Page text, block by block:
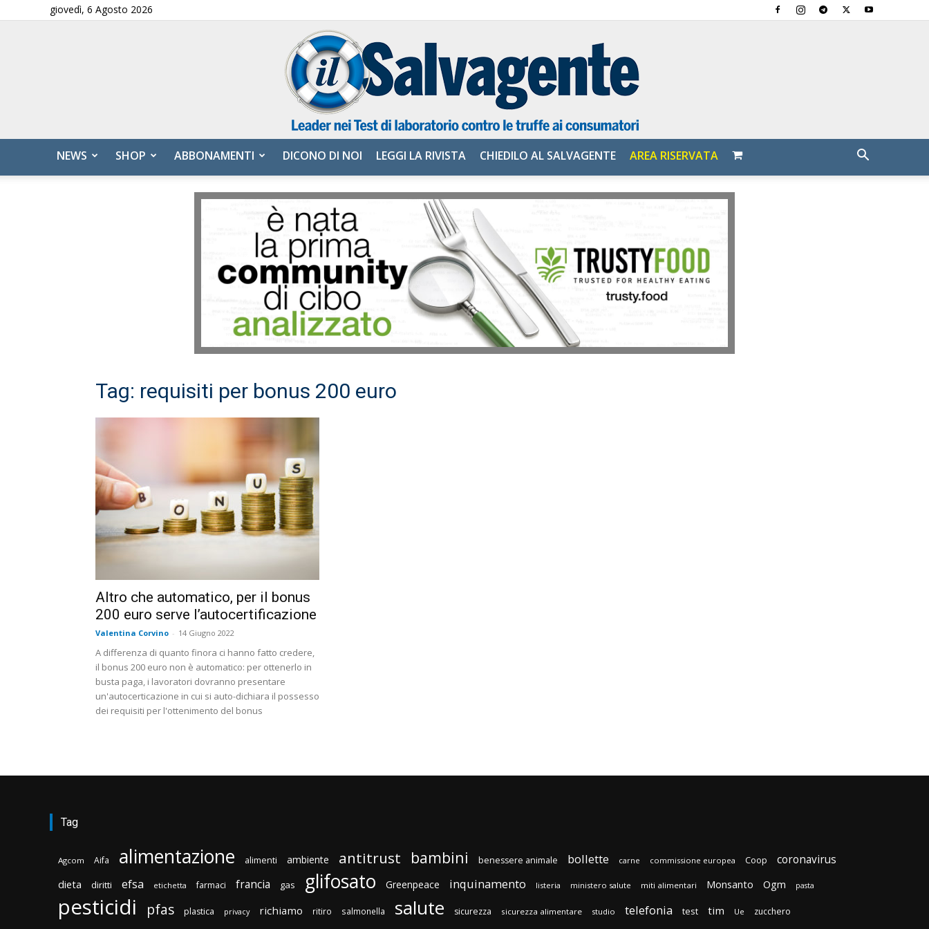
giovedì, 6 Agosto 2026
Salvagente
NEWS SHOP ABBONAMENTI DICONO DI NOI LEGGI LA RIVISTA CHIEDILO AL SALVAGENTE AREA RISERVATA
Tag: requisiti per bonus 200 euro
Altro che automatico, per il bonus
200 euro serve l’autocertificazione
Valentina Corvino - 14 Giugno 2022
A differenza di quanto finora ci hanno fatto credere,
il bonus 200 euro non è automatico: per ottenerlo in
busta paga, i lavoratori dovranno presentare
un'autocerticazione in cui si auto-dichiara il possesso
dei requisiti per l'ottenimento del bonus
Tag
Agcom Aifa alimentazione alimenti ambiente antitrust bambini benessere animale bollette carne commissione europea Coop coronavirus
dieta diritti efsa etichetta farmaci francia gas glifosato Greenpeace inquinamento listeria ministero salute miti alimentari Monsanto Ogm pasta
pesticidi pfas plastica privacy richiamo ritiro salmonella salute sicurezza sicurezza alimentare studio telefonia test tim Ue zucchero